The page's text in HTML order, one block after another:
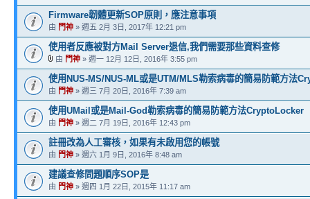
Firmware韌體更新SOP原則，應注意事項
由 門神 » 週五 2月 3日, 2017年 12:21 pm
使用者反應被對方Mail Server退信,我們需要那些資料查修
由 門神 » 週一 12月 12日, 2016年 3:55 pm
使用NUS-MS/NUS-ML或是UTM/MLS勒索病毒的簡易防範方法
由 門神 » 週三 7月 20日, 2016年 7:39 am
使用UMail或是Mail-God勒索病毒的簡易防範方法CryptoLocker
由 門神 » 週二 7月 19日, 2016年 12:43 pm
註冊改為人工審核，如果有未啟用您的帳號
由 門神 » 週六 1月 9日, 2016年 8:48 am
建議查修問題順序SOP是
由 門神 » 週四 1月 22日, 2015年 11:17 am